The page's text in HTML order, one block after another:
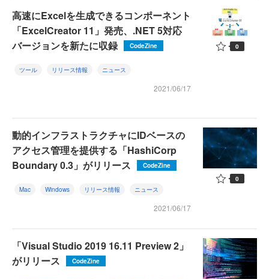
高速にExcelを生成できるコンポーネント
「ExcelCreator 11」発売、.NET 5対応
バージョンを新たに収録
CodeZine
ツール リリース情報 ニュース
2021/06/17
0
動的インフラストラクチャにIDベースの
アクセス管理を提供する「HashiCorp
Boundary 0.3」がリリース
CodeZine
Mac Windows リリース情報 ニュース
2021/06/17
0
「Visual Studio 2019 16.11 Preview 2」
がリリース
CodeZine